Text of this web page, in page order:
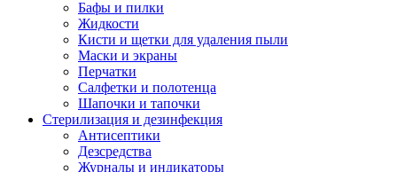
Бафы и пилки
Жидкости
Кисти и щетки для удаления пыли
Маски и экраны
Перчатки
Салфетки и полотенца
Шапочки и тапочки
Стерилизация и дезинфекция
Антисептики
Дезсредства
Журналы и индикаторы